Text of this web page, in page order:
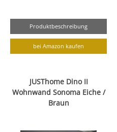
Produktbeschreibung
bei Amazon kaufen
JUSThome Dino II
Wohnwand Sonoma Eiche /
Braun